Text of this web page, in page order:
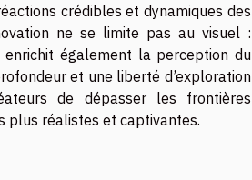
crédibles et dynamiques des
ne se limite pas au visuel :
également la perception du
et une liberté d’exploration
de dépasser les frontières
plus réalistes et captivantes.